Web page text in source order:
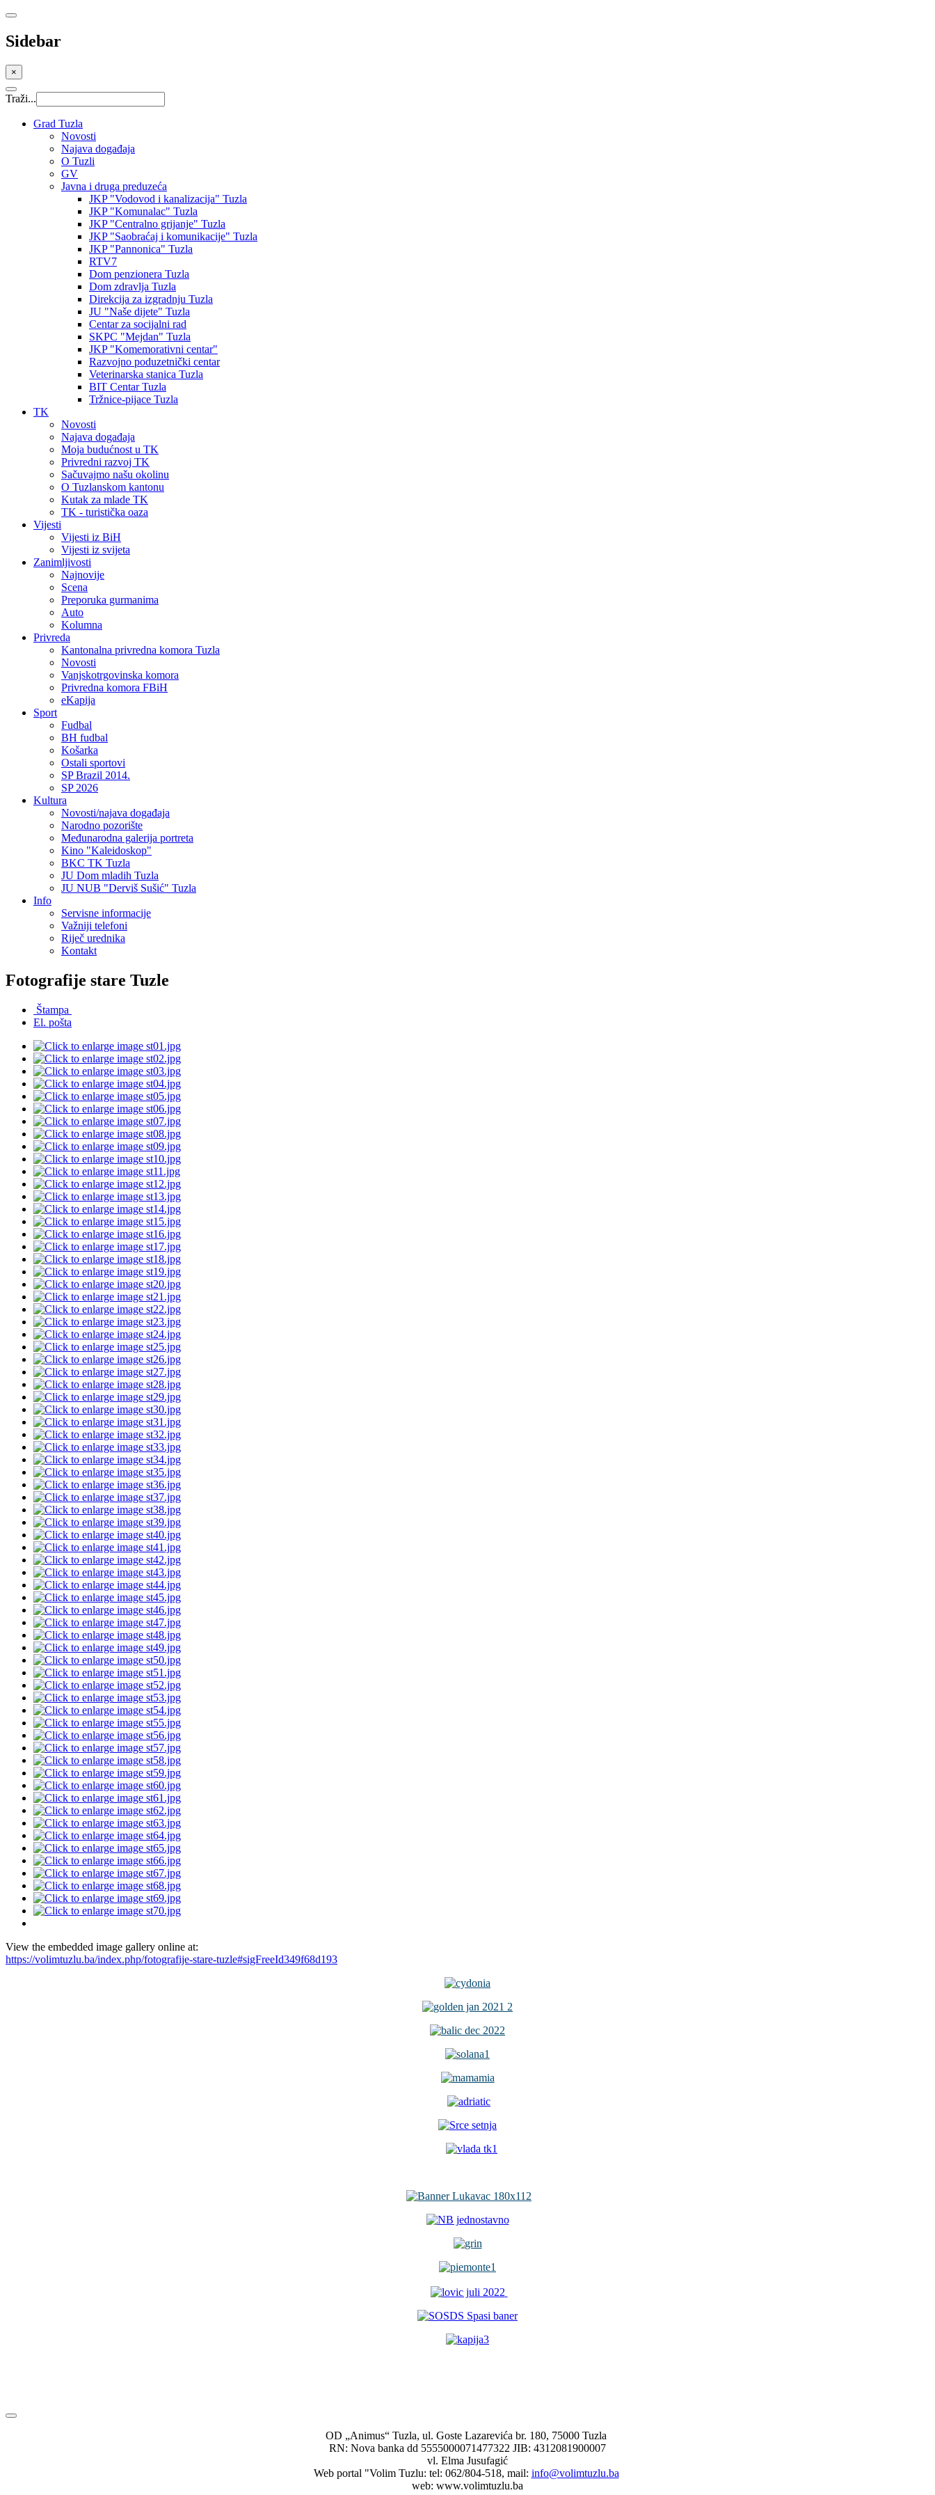
Sidebar
×
Traži...
Grad Tuzla
Novosti
Najava događaja
O Tuzli
GV
Javna i druga preduzeća
JKP "Vodovod i kanalizacija" Tuzla
JKP "Komunalac" Tuzla
JKP "Centralno grijanje" Tuzla
JKP "Saobraćaj i komunikacije" Tuzla
JKP "Pannonica" Tuzla
RTV7
Dom penzionera Tuzla
Dom zdravlja Tuzla
Direkcija za izgradnju Tuzla
JU "Naše dijete" Tuzla
Centar za socijalni rad
SKPC "Mejdan" Tuzla
JKP "Komemorativni centar"
Razvojno poduzetnički centar
Veterinarska stanica Tuzla
BIT Centar Tuzla
Tržnice-pijace Tuzla
TK
Novosti
Najava događaja
Moja budućnost u TK
Privredni razvoj TK
Sačuvajmo našu okolinu
O Tuzlanskom kantonu
Kutak za mlade TK
TK - turistička oaza
Vijesti
Vijesti iz BiH
Vijesti iz svijeta
Zanimljivosti
Najnovije
Scena
Preporuka gurmanima
Auto
Kolumna
Privreda
Kantonalna privredna komora Tuzla
Novosti
Vanjskotrgovinska komora
Privredna komora FBiH
eKapija
Sport
Fudbal
BH fudbal
Košarka
Ostali sportovi
SP Brazil 2014.
SP 2026
Kultura
Novosti/najava događaja
Narodno pozorište
Međunarodna galerija portreta
Kino "Kaleidoskop"
BKC TK Tuzla
JU Dom mladih Tuzla
JU NUB "Derviš Sušić" Tuzla
Info
Servisne informacije
Važniji telefoni
Riječ urednika
Kontakt
Fotografije stare Tuzle
Štampa
El. pošta
View the embedded image gallery online at:
https://volimtuzlu.ba/index.php/fotografije-stare-tuzle#sigFreeId349f68d193
OD „Animus“ Tuzla, ul. Goste Lazarevića br. 180, 75000 Tuzla
RN: Nova banka dd 5555000071477322 JIB: 4312081900007
vl. Elma Jusufagić
Web portal "Volim Tuzlu: tel: 062/804-518, mail: info@volimtuzlu.ba
web: www.volimtuzlu.ba